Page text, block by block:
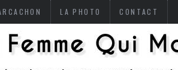
LA PHOTO CONTACT